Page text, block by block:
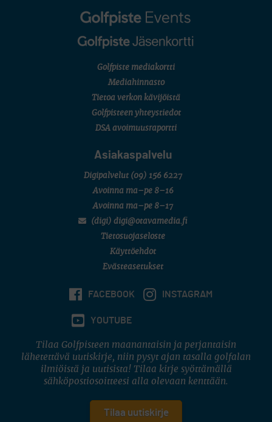
Golfpiste mediakortti
Mediahinnasto
Tietoa verkon kävijöistä
Golfpisteen yhteystiedot
DSA avoimuusraportti
Asiakaspalvelu
Digipalvelut (09) 156 6227
Avoinna ma–pe 8–16
Avoinna ma–pe 8–17
(digi) digi@otavamedia.fi
Tietosuojaseloste
Käyttöehdot
Evästeasetukset
FACEBOOK INSTAGRAM
YOUTUBE
Tilaa Golfpisteen maanantaisin ja perjantaisin
lähetettävä uutiskirje, niin pysyt ajan tasalla golfalan
ilmiöistä ja uutisista! Tilaa kirje syöttämällä
sähköpostiosoitteesi alla olevaan kenttään.
Tilaa uutiskirje